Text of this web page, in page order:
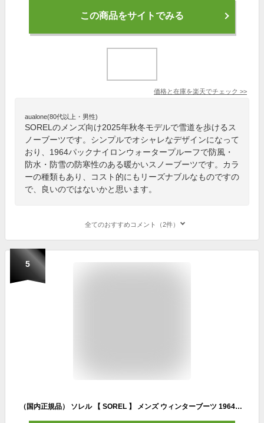
この商品をサイトでみる
価格と在庫を楽天でチェック >>
aualone(80代以上・男性)
SORELのメンズ向け2025年秋冬モデルで雪道を歩けるス
ノーブーツです。シンプルでオシャレなデザインになって
おり、1964パックナイロンウォータープルーフで防風・
防水・防雪の防寒性のある暖かいスノーブーツです。カラ
ーの種類もあり、コスト的にもリーズナブルなものですの
で、良いのではないかと思います。
全てのおすすめコメント（2件）
5
（国内正規品） ソレル 【 SOREL 】 メンズ ウィンターブーツ 1964パックナイロン 1964 PAC NYLON WP 2025〜26年秋冬継続MODEL 【 NM5189 スノーブーツ あったか 防寒 冬靴 雪 寒冷地 男性 メンズサイズ 北海道 】【翌日配達対象 365日出荷】【メール便不可】[物流倉庫]